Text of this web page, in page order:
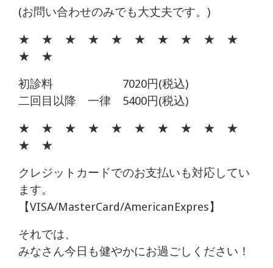
(お問い合わせのみでも大丈夫です。)
★ ★ ★ ★ ★ ★ ★ ★ ★ ★
★ ★
初診料 7020円(税込)
二回目以降 一律 5400円(税込)
★ ★ ★ ★ ★ ★ ★ ★ ★ ★
★ ★
クレジットカードでのお支払いも対応してい
ます。
【VISA/MasterCard/AmericanExpres】
それでは、
みなさん今日も健やかにお過ごしください！